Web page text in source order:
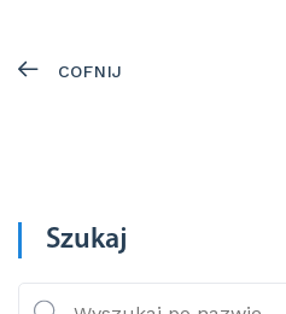
COFNIJ
Szukaj